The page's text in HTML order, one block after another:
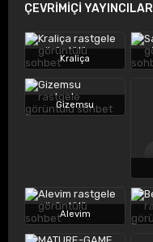
ÇEVRİMİÇİ YAYINCILAR
Kraliça
Gizemsu
Alevim